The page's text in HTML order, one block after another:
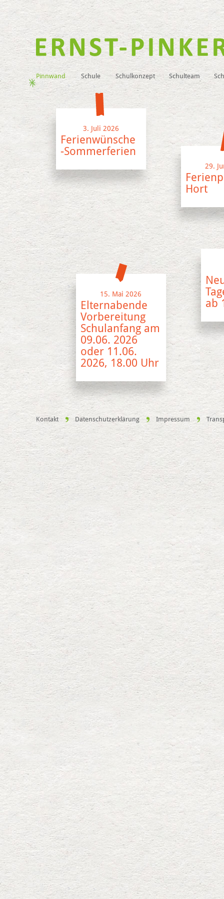
Pinnwand Schule Schulkonzept Schulteam
3. Juli 2026
Ferienwünsche
-Sommerferien
29.
Hort
15. Mai 2026
Elternabende
Vorbereitung
Schulanfang am
09.06. 2026
oder 11.06.
2026, 18.00 Uhr
ab
Kontakt Datenschutzerklärung Impressum